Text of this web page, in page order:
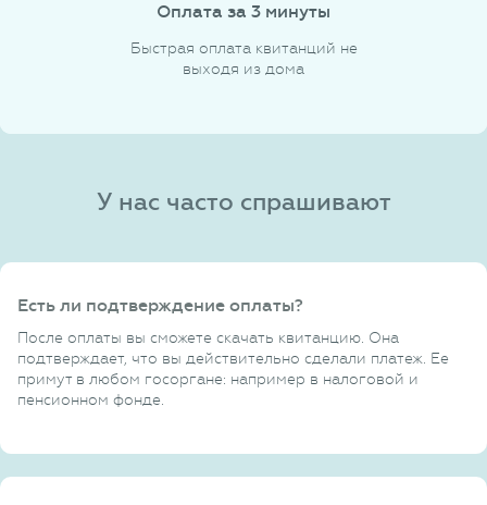
Оплата за 3 минуты
Быстрая оплата квитанций не
выходя из дома
У нас часто спрашивают
Есть ли подтверждение оплаты?
После оплаты вы сможете скачать квитанцию. Она
подтверждает, что вы действительно сделали платеж. Ее
примут в любом госоргане: например в налоговой и
пенсионном фонде.